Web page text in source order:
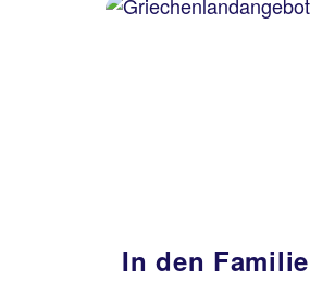
In den